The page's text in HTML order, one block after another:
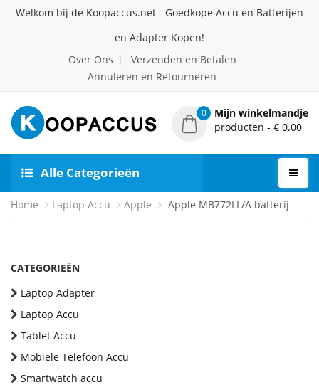
Welkom bij de Koopaccus.net - Goedkope Accu en Batterijen
en Adapter Kopen!
Over Ons
Verzenden en Betalen
Annuleren en Retourneren
0
Mijn winkelmandje
producten - € 0.00
Alle Categorieën
Home Laptop Accu Apple Apple MB772LL/A batterij
CATEGORIEËN
Laptop Adapter
Laptop Accu
Tablet Accu
Mobiele Telefoon Accu
Smartwatch accu